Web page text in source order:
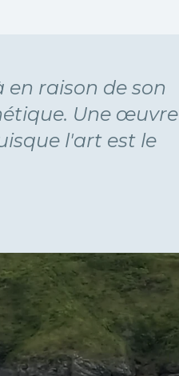
raison de son
Une œuvre
l'art est le